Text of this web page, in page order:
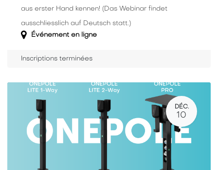
aus erster Hand kennen! (Das Webinar findet
ausschliesslich auf Deutsch statt.)
Événement en ligne
Inscriptions terminées
DÉC.
10